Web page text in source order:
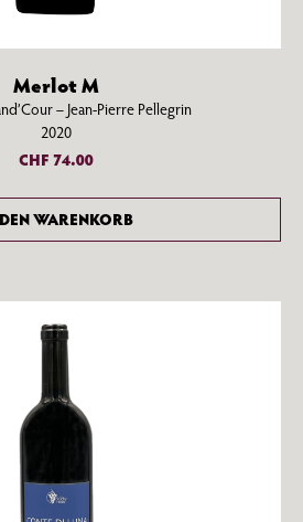
Merlot M
– Jean-Pierre Pellegrin
2020
CHF 74.00
WARENKORB